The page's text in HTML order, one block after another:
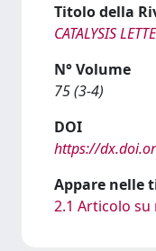
Titolo della
CATALYSIS
N° Volume
75 (3-4)
DOI
https://
Appare nelle
2.1 Articolo su